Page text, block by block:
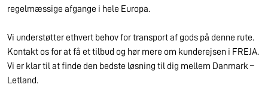
regelmæssige afgange i hele Europa.
Vi understøtter ethvert behov for transport af gods på denne rute.
Kontakt os for at få et tilbud og hør mere om kunderejsen i FREJA.
Vi er klar til at finde den bedste løsning til dig mellem Danmark –
Letland.